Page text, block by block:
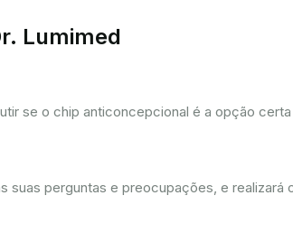
Lumimed
se o chip anticoncepcional é a opção
suas perguntas e preocupações, e realizará